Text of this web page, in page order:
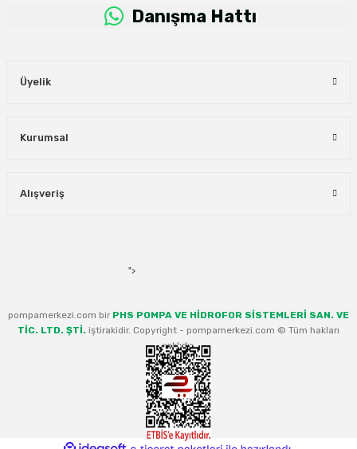
Danışma Hattı
Üyelik
Kurumsal
Alışveriş
">
pompamerkezi.com bir PHS POMPA VE HİDROFOR SİSTEMLERİ SAN. VE
TİC. LTD. ŞTİ. iştirakidir. Copyright - pompamerkezi.com © Tüm hakları
saklıdır.